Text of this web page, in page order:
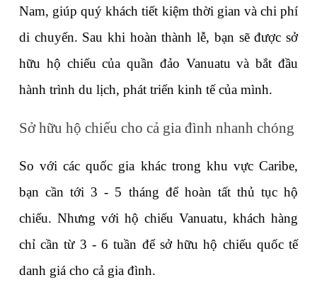
Nam, giúp quý khách tiết kiệm thời gian và chi phí
di chuyển. Sau khi hoàn thành lễ, bạn sẽ được sở
hữu hộ chiếu của quần đảo Vanuatu và bắt đầu
hành trình du lịch, phát triển kinh tế của mình.
Sở hữu hộ chiếu cho cả gia đình nhanh chóng
So với các quốc gia khác trong khu vực Caribe,
bạn cần tới 3 - 5 tháng để hoàn tất thủ tục hộ
chiếu. Nhưng với hộ chiếu Vanuatu, khách hàng
chỉ cần từ 3 - 6 tuần để sở hữu hộ chiếu quốc tế
danh giá cho cả gia đình.